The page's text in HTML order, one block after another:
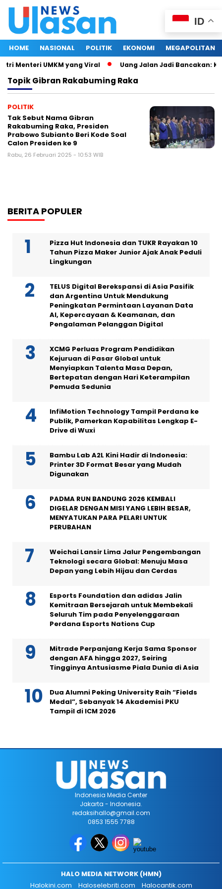
HOME NASIONAL POLITIK EKONOMI MEGAPOLITAN
Menteri UMKM yang Viral Uang Jalan Jadi Bancakan:
TopikGibran Rakabuming Raka
POLITIK
Tak Sebut Nama Gibran
Rakabuming Raka, Presiden
Prabowo Subianto Beri Kode Soal
Calon Presiden ke 9
Rabu, 26 Februari 2025 - 10:53 WIB
BERITA POPULER
Pizza Hut Indonesia dan TUKR Rayakan 10
Tahun Pizza Maker Junior Ajak Anak Peduli
Lingkungan
TELUS Digital Berekspansi di Asia Pasifik
dan Argentina Untuk Mendukung
Peningkatan Permintaan Layanan Data
AI, Kepercayaan & Keamanan, dan
Pengalaman Pelanggan Digital
XCMG Perluas Program Pendidikan
Kejuruan di Pasar Global untuk
Menyiapkan Talenta Masa Depan,
Bertepatan dengan Hari Keterampilan
Pemuda Sedunia
InfiMotion Technology Tampil Perdana ke
Publik, Pamerkan Kapabilitas Lengkap E-
Drive di Wuxi
Bambu Lab A2L Kini Hadir di Indonesia:
Printer 3D Format Besar yang Mudah
Digunakan
PADMA RUN BANDUNG 2026 KEMBALI
DIGELAR DENGAN MISI YANG LEBIH BESAR,
MENYATUKAN PARA PELARI UNTUK
PERUBAHAN
Weichai Lansir Lima Jalur Pengembangan
Teknologi secara Global: Menuju Masa
Depan yang Lebih Hijau dan Cerdas
Esports Foundation dan adidas Jalin
Kemitraan Bersejarah untuk Membekali
Seluruh Tim pada Penyelenggaraan
Perdana Esports Nations Cup
Mitrade Perpanjang Kerja Sama Sponsor
dengan AFA hingga 2027, Seiring
Tingginya Antusiasme Piala Dunia di Asia
Dua Alumni Peking University Raih “Fields
Medal”, Sebanyak 14 Akademisi PKU
Tampil di ICM 2026
ID
Indonesia Media Center
Jakarta - Indonesia.
redaksihallo@gmail.com
0853 1555 7788
HALO MEDIA NETWORK (HMN)
Halokini.com
Haloselebriti.com Halocantik.com